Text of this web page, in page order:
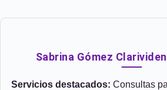
Sabrina Gómez
Servicios destacados: Consultas